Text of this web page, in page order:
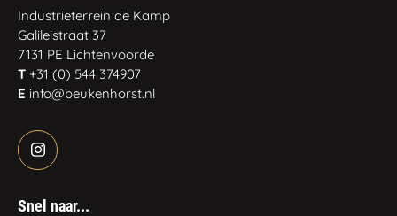
Industrieterrein de Kamp
Galileistraat 37
7131 PE Lichtenvoorde
T +31 (0) 544 374907
E info@beukenhorst.nl
Snel naar...